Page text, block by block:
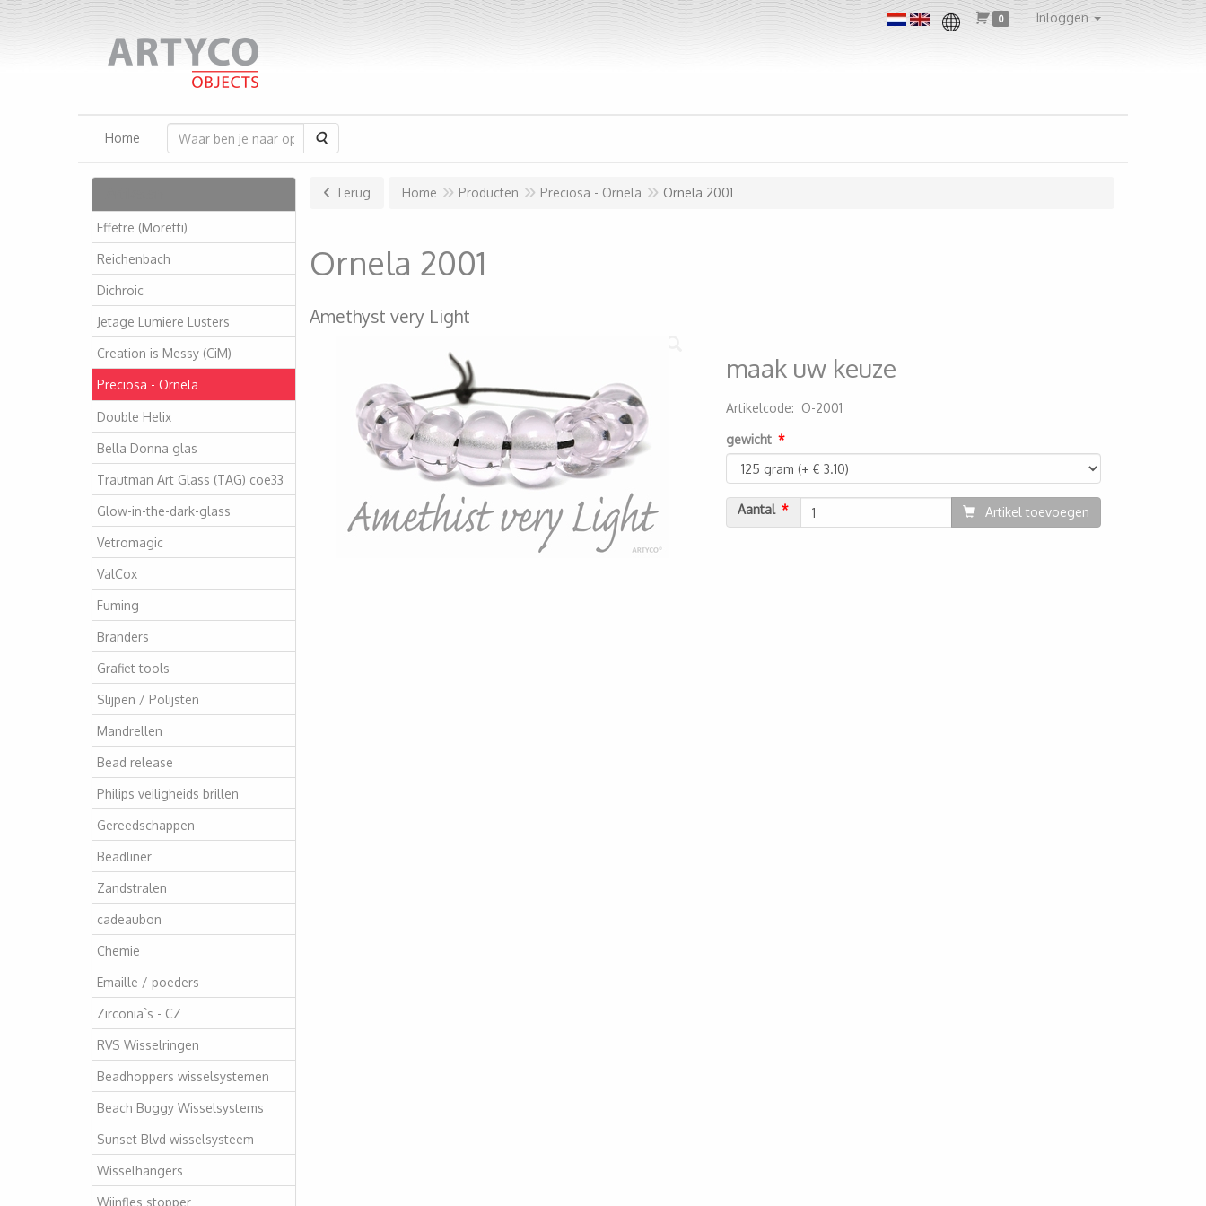
0 Inloggen
Home Zoeken
Effetre (Moretti)
Reichenbach
Dichroic
Jetage Lumiere Lusters
Creation is Messy (CiM)
Preciosa - Ornela
Double Helix
Bella Donna glas
Trautman Art Glass (TAG) coe33
Glow-in-the-dark-glass
Vetromagic
ValCox
Fuming
Branders
Grafiet tools
Slijpen / Polijsten
Mandrellen
Bead release
Philips veiligheids brillen
Gereedschappen
Beadliner
Zandstralen
cadeaubon
Chemie
Emaille / poeders
Zirconia`s - CZ
RVS Wisselringen
Beadhoppers wisselsystemen
Beach Buggy Wisselsystems
Sunset Blvd wisselsysteem
Wisselhangers
Wijnfles stopper
Terug Home Producten Preciosa - Ornela Ornela 2001
Ornela 2001
Amethyst very Light
maak uw keuze
Artikelcode: O-2001
gewicht
Aantal Artikel toevoegen